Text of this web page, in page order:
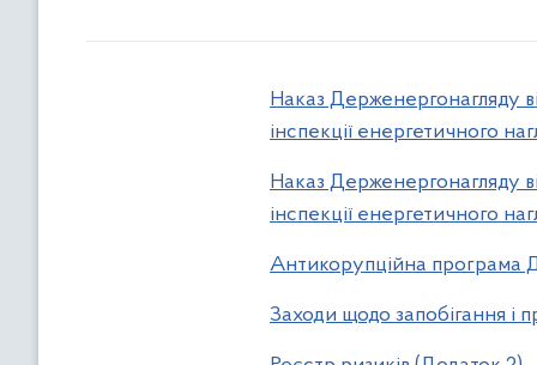
Наказ Держенергонагляду
інспекції енергетичного
Наказ Держенергонагляду
інспекції енергетичного
Антикорупційна програма
Заходи щодо запобігання і